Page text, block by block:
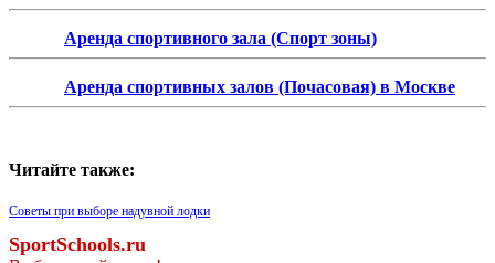
Аренда спортивного зала (Спорт зоны)
Аренда спортивных залов (Почасовая) в Москве
Читайте также:
Советы при выборе надувной лодки
SportSchools.ru